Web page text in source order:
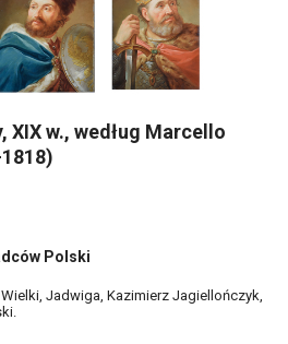
w., według Marcello
Polski
Jadwiga, Kazimierz Jagiellończyk,